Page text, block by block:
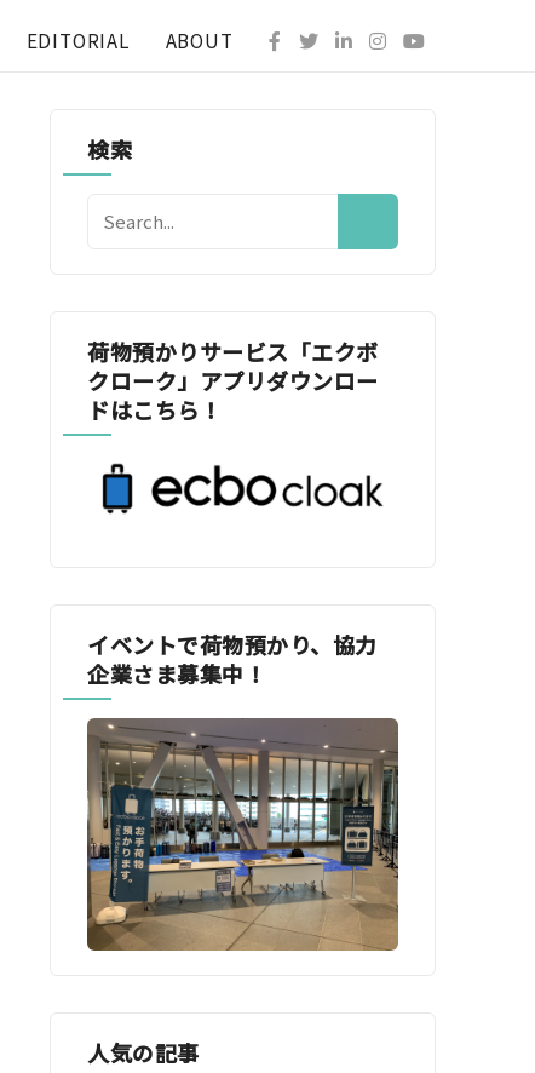
EDITORIAL ABOUT
検索
荷物預かりサービス「エクボ
クローク」アプリダウンロー
ドはこちら！
イベントで荷物預かり、協力
企業さま募集中！
人気の記事